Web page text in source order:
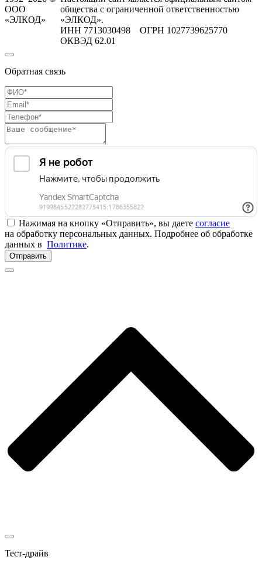
ООО
«ЭЛКОД»
общества с ограниченной ответственностью
«ЭЛКОД».
ИНН 7713030498 ОГРН 1027739625770
ОКВЭД 62.01
Обратная связь
Нажимая на кнопку «Отправить», вы даете согласие
на обработку персональных данных. Подробнее об обработке
данных в Политике.
Отправить
Тест-драйв